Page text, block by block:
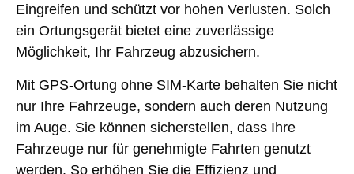
Eingreifen und schützt vor hohen Verlusten. Solch
ein Ortungsgerät bietet eine zuverlässige
Möglichkeit, Ihr Fahrzeug abzusichern.
Mit GPS-Ortung ohne SIM-Karte behalten Sie nicht
nur Ihre Fahrzeuge, sondern auch deren Nutzung
im Auge. Sie können sicherstellen, dass Ihre
Fahrzeuge nur für genehmigte Fahrten genutzt
werden. So erhöhen Sie die Effizienz und